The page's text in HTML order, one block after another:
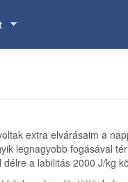
extra elvárásaim a
legnagyobb fogásával
a labilitás 2000 J/kg